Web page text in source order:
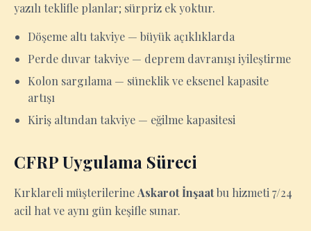
yazılı teklifle planlar; sürpriz ek yoktur.
Döşeme altı takviye — büyük açıklıklarda
Perde duvar takviye — deprem davranışı iyileştirme
Kolon sargılama — süneklik ve eksenel kapasite
artışı
Kiriş altından takviye — eğilme kapasitesi
CFRP Uygulama Süreci
Kırklareli müşterilerineAskarot İnşaatbu hizmeti 7/24
acil hat ve aynı gün keşifle sunar.